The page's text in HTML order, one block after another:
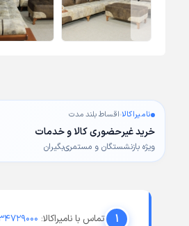
نامیراکالا اقساط بلند مدت
خرید غیرحضوری کالا و خدمات
ویژه بازنشستگان و مستمری‌بگیران
۱ تماس با نامیراکالا: